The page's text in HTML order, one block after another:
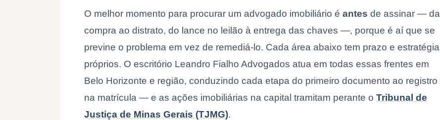
O melhor momento para procurar um advogado imobiliário é antes de assinar — da
compra ao distrato, do lance no leilão à entrega das chaves —, porque é aí que se
previne o problema em vez de remediá-lo. Cada área abaixo tem prazo e estratégia
próprios. O escritório Leandro Fialho Advogados atua em todas essas frentes em
Belo Horizonte e região, conduzindo cada etapa do primeiro documento ao registro
na matrícula — e as ações imobiliárias na capital tramitam perante o Tribunal de
Justiça de Minas Gerais (TJMG).